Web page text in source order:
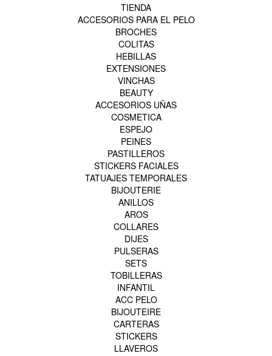
TIENDA
ACCESORIOS PARA EL PELO
BROCHES
COLITAS
HEBILLAS
EXTENSIONES
VINCHAS
BEAUTY
ACCESORIOS UÑAS
COSMETICA
ESPEJO
PEINES
PASTILLEROS
STICKERS FACIALES
TATUAJES TEMPORALES
BIJOUTERIE
ANILLOS
AROS
COLLARES
DIJES
PULSERAS
SETS
TOBILLERAS
INFANTIL
ACC PELO
BIJOUTEIRE
CARTERAS
STICKERS
LLAVEROS